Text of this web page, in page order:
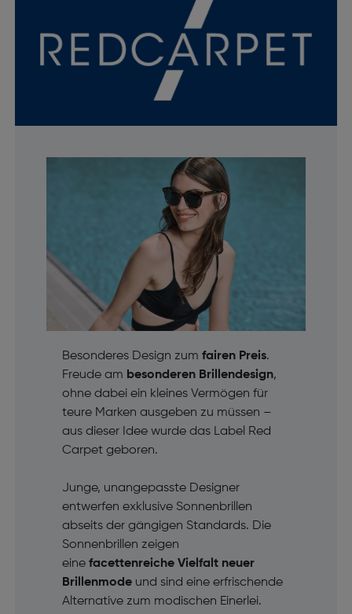
Besonderes Design zum fairen Preis.
Freude am besonderen Brillendesign,
ohne dabei ein kleines Vermögen für
teure Marken ausgeben zu müssen –
aus dieser Idee wurde das Label Red
Carpet geboren.
Junge, unangepasste Designer
entwerfen exklusive Sonnenbrillen
abseits der gängigen Standards. Die
Sonnenbrillen zeigen
einefacettenreiche Vielfalt neuer
Brillenmodeund sind eine erfrischende
Alternative zum modischen Einerlei.